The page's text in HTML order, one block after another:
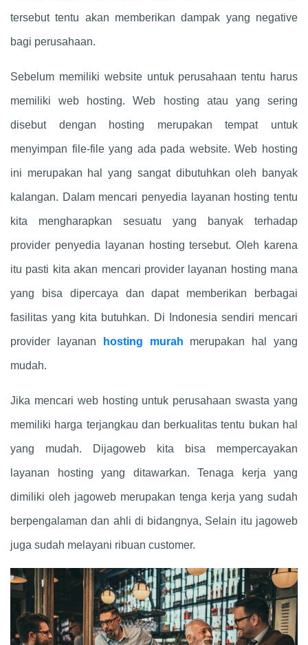
tersebut tentu akan memberikan dampak yang negative
bagi perusahaan.
Sebelum memiliki website untuk perusahaan tentu harus
memiliki web hosting. Web hosting atau yang sering
disebut dengan hosting merupakan tempat untuk
menyimpan file-file yang ada pada website. Web hosting
ini merupakan hal yang sangat dibutuhkan oleh banyak
kalangan. Dalam mencari penyedia layanan hosting tentu
kita mengharapkan sesuatu yang banyak terhadap
provider penyedia layanan hosting tersebut. Oleh karena
itu pasti kita akan mencari provider layanan hosting mana
yang bisa dipercaya dan dapat memberikan berbagai
fasilitas yang kita butuhkan. Di Indonesia sendiri mencari
provider layanan hosting murah merupakan hal yang
mudah.
Jika mencari web hosting untuk perusahaan swasta yang
memiliki harga terjangkau dan berkualitas tentu bukan hal
yang mudah. Dijagoweb kita bisa mempercayakan
layanan hosting yang ditawarkan. Tenaga kerja yang
dimiliki oleh jagoweb merupakan tenga kerja yang sudah
berpengalaman dan ahli di bidangnya, Selain itu jagoweb
juga sudah melayani ribuan customer.